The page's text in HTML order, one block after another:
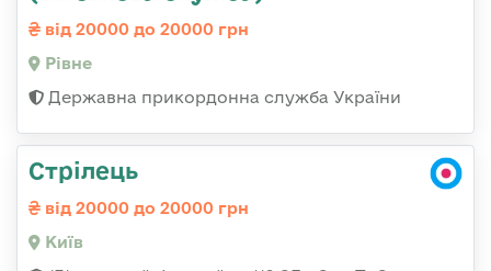
від 20000 до 20000 грн
Рівне
Державна прикордонна служба України
Стрілець
від 20000 до 20000 грн
Київ